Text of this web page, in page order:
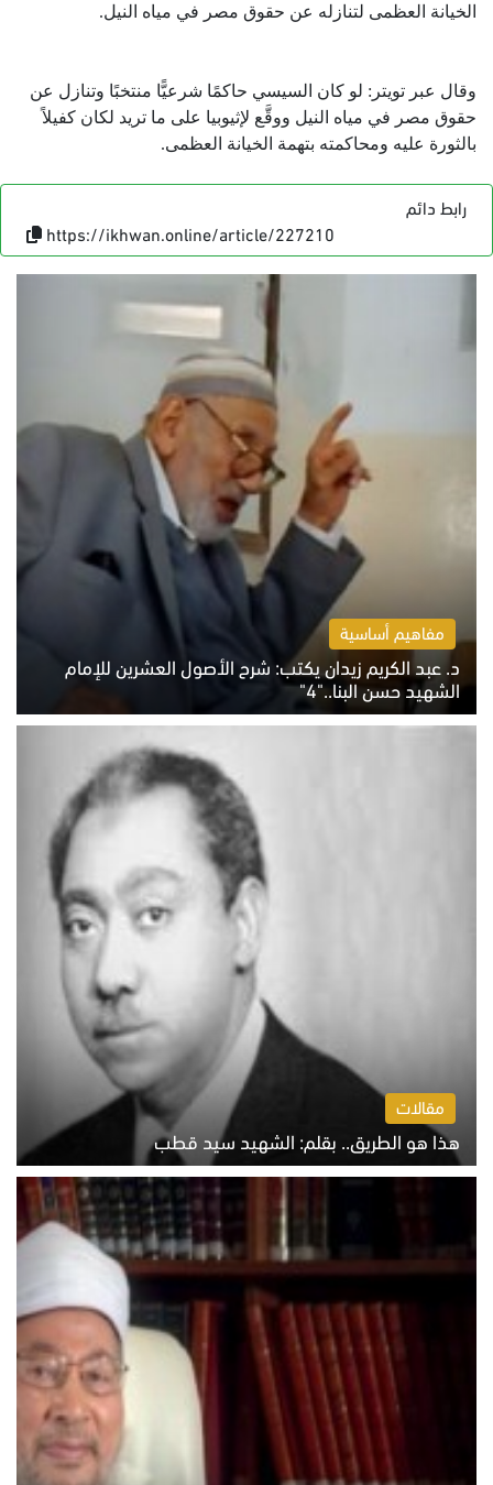
الخيانة العظمى لتنازله عن حقوق مصر في مياه النيل.
وقال عبر تويتر: لو كان السيسي حاكمًا شرعيًّا منتخبًا وتنازل عن
حقوق مصر في مياه النيل ووقَّع لإثيوبيا على ما تريد لكان كفيلاً
بالثورة عليه ومحاكمته بتهمة الخيانة العظمى.
رابط دائم
https://ikhwan.online/article/227210
مفاهيم أساسية
د. عبد الكريم زيدان يكتب: شرح الأصول العشرين للإمام
الشهيد حسن البنا.."4"
الخميس 6 أغسطس 2026 10:27 ص
مقالات
هذا هو الطريق.. بقلم: الشهيد سيد قطب
الخميس 6 أغسطس 2026 10:52 ص